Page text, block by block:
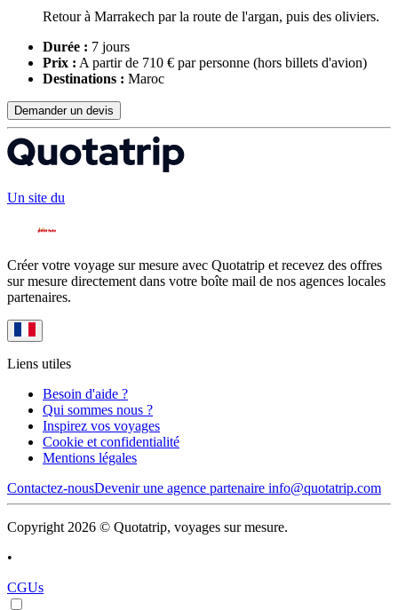
Retour à Marrakech par la route de l'argan, puis des oliviers.
Durée : 7 jours
Prix : A partir de 710 € par personne (hors billets d'avion)
Destinations : Maroc
Demander un devis
Un site du
Créer votre voyage sur mesure avec Quotatrip et recevez des offres
sur mesure directement dans votre boîte mail de nos agences locales
partenaires.
Liens utiles
Besoin d'aide ?
Qui sommes nous ?
Inspirez vos voyages
Cookie et confidentialité
Mentions légales
Contactez-nousDevenir une agence partenaire info@quotatrip.com
Copyright 2026 © Quotatrip, voyages sur mesure.
•
CGUs